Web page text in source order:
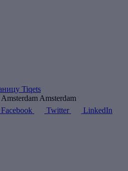
Amsterdam
Facebook Twitter LinkedIn